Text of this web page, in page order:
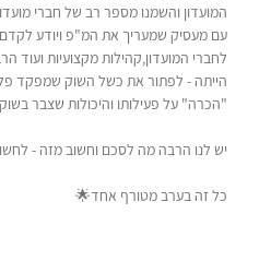
המועדון והשמנו מספר רב של חברי
עם מעסיק שמעריך את המ"פ ויודע לקדם
לחברי המועדון,קהילות מקצועיות ועוד
הייתה - לפתור את כשל השוק שמפקד
כל זה בערב מטורף אחד🌟